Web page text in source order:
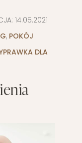
14.05.2021
, POKÓJ
DLA